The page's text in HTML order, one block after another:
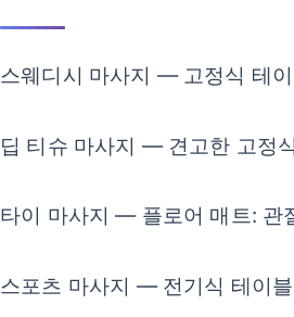
스웨디시 마사지 — 고정식 테
딥 티슈 마사지 — 견고한 고정
타이 마사지 — 플로어 매트: 관
스포츠 마사지 — 전기식 테이